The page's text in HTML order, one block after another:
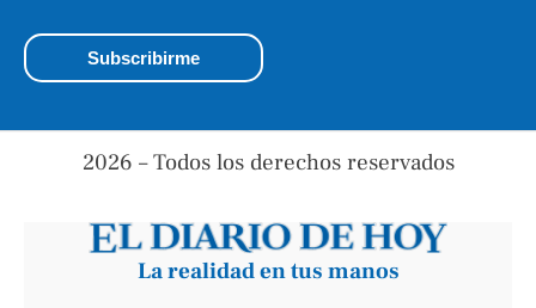
2026 – Todos los derechos reservados
La realidad en tus manos